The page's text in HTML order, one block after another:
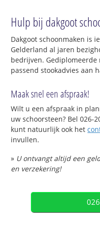
Hulp bij dakgoot
Dakgoot schoonmaken is
Gelderland al jaren
bedrijven.
passend stookadvies aan
Maak snel een afspraak!
Wilt u een afspraak in
uw schoorsteen? Bel 026-
kunt natuurlijk ook het
invullen.
» U ontvangt altijd een
en verzekering!